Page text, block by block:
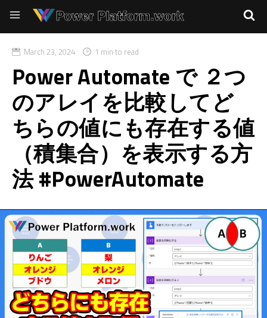
March 23, 2024 1 min to read
Power Automate で ２つ
のアレイを比較してど
ちらの値にも存在する値
（積集合）を表示する方
法 #PowerAutomate